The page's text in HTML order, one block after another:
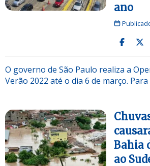
ano
O governo de São Paulo realiza a
Verão 2022 até o dia 6 de março.
Bahia
ao